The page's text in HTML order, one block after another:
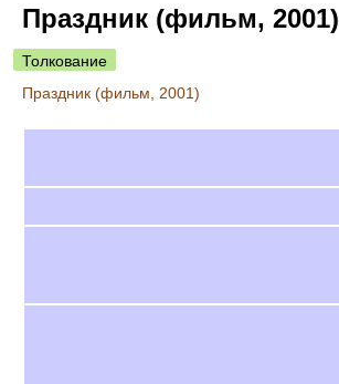
Праздник (фильм, 2001)
Толкование
Праздник (фильм, 2001)